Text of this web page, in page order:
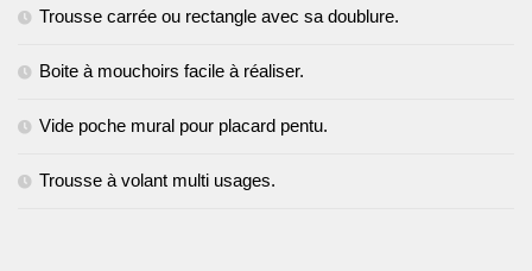
Trousse carrée ou rectangle avec sa doublure.
Boite à mouchoirs facile à réaliser.
Vide poche mural pour placard pentu.
Trousse à volant multi usages.